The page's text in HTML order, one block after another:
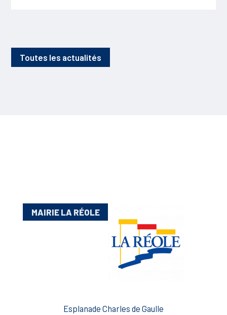
Toutes les actualités
MAIRIE LA RÉOLE
Esplanade Charles de Gaulle